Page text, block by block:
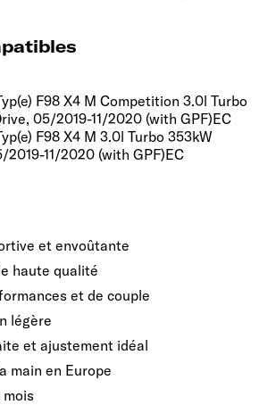
F98 X4 M Competition 3.0l Turbo
05/2019-11/2020 (with GPF)EC
F98 X4 M 3.0l Turbo 353kW
2019-11/2020 (with GPF)EC
et envoûtante
haute qualité
et de couple
légère
et ajustement idéal
main en Europe